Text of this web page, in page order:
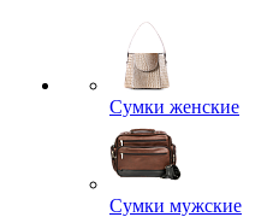
Сумки женские
Сумки мужские